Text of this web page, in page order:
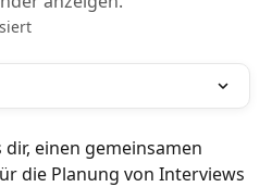
einen gemeinsamen
die Planung von Interviews